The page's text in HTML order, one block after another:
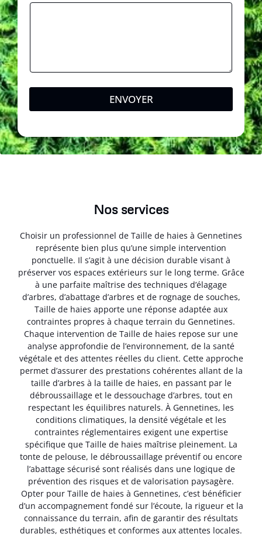
ENVOYER
Nos services
Choisir un professionnel de Taille de haies à Gennetines
représente bien plus qu’une simple intervention
ponctuelle. Il s’agit à une décision durable visant à
préserver vos espaces extérieurs sur le long terme. Grâce
à une parfaite maîtrise des techniques d’élagage
d’arbres, d’abattage d’arbres et de rognage de souches,
Taille de haies apporte une réponse adaptée aux
contraintes propres à chaque terrain du Gennetines.
Chaque intervention de Taille de haies repose sur une
analyse approfondie de l’environnement, de la santé
végétale et des attentes réelles du client. Cette approche
permet d’assurer des prestations cohérentes allant de la
taille d’arbres à la taille de haies, en passant par le
débroussaillage et le dessouchage d’arbres, tout en
respectant les équilibres naturels. À Gennetines, les
conditions climatiques, la densité végétale et les
contraintes réglementaires exigent une expertise
spécifique que Taille de haies maîtrise pleinement. La
tonte de pelouse, le débroussaillage préventif ou encore
l’abattage sécurisé sont réalisés dans une logique de
prévention des risques et de valorisation paysagère.
Opter pour Taille de haies à Gennetines, c’est bénéficier
d’un accompagnement fondé sur l’écoute, la rigueur et la
connaissance du terrain, afin de garantir des résultats
durables, esthétiques et conformes aux attentes locales.